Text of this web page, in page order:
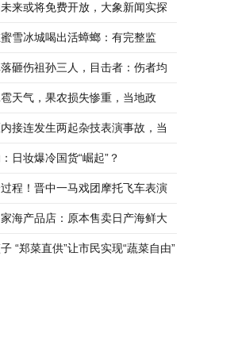
来或将免费开放，大象新闻实探
雪冰城喝出活蟑螂：有完整监
备并报警
砸伤祖孙三人，目击者：伤者均
较重
天气，果农损失惨重，当地政
情况
接连发生两起杂技表演事故，当
查
日妆爆冷国货“崛起”？
程！晋中一马戏团摩托飞车表演
倒地
海产品店：原本售卖日产海鲜大
“郑菜直供”让市民实现“蔬菜自由”